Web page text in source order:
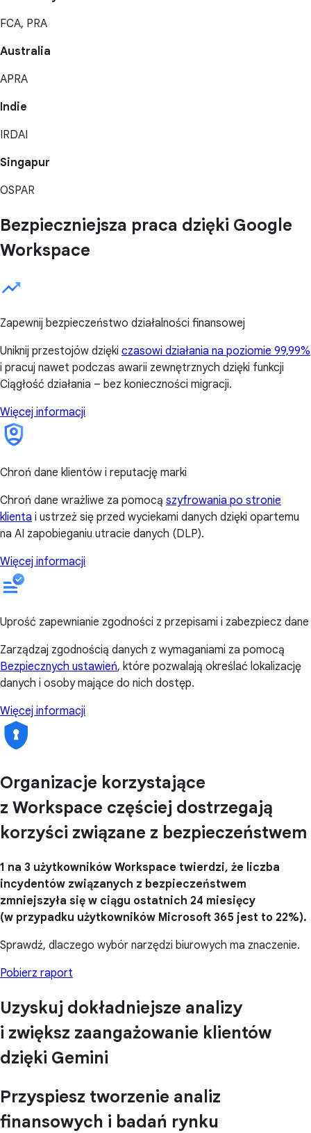
FCA, PRA
Australia
APRA
Indie
IRDAI
Singapur
OSPAR
Bezpieczniejsza praca dzięki Google
Workspace
Zapewnij bezpieczeństwo działalności finansowej
Uniknij przestojów dzięki czasowi działania na poziomie 99,99%
i pracuj nawet podczas awarii zewnętrznych dzięki funkcji
Ciągłość działania – bez konieczności migracji.
Więcej informacji
Chroń dane klientów i reputację marki
Chroń dane wrażliwe za pomocą szyfrowania po stronie
klienta i ustrzeż się przed wyciekami danych dzięki opartemu
na AI zapobieganiu utracie danych (DLP).
Więcej informacji
Uprość zapewnianie zgodności z przepisami i zabezpiecz dane
Zarządzaj zgodnością danych z wymaganiami za pomocą
Bezpiecznych ustawień, które pozwalają określać lokalizację
danych i osoby mające do nich dostęp.
Więcej informacji
Organizacje korzystające
z Workspace częściej dostrzegają
korzyści związane z bezpieczeństwem
1 na 3 użytkowników Workspace twierdzi, że liczba
incydentów związanych z bezpieczeństwem
zmniejszyła się w ciągu ostatnich 24 miesięcy
(w przypadku użytkowników Microsoft 365 jest to 22%).
Sprawdź, dlaczego wybór narzędzi biurowych ma znaczenie.
Pobierz raport
Uzyskuj dokładniejsze analizy
i zwiększ zaangażowanie klientów
dzięki Gemini
Przyspiesz tworzenie analiz
finansowych i badań rynku